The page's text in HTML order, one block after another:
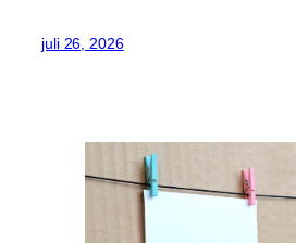
juli 26, 2026